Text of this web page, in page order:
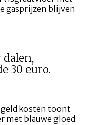
30 euro.